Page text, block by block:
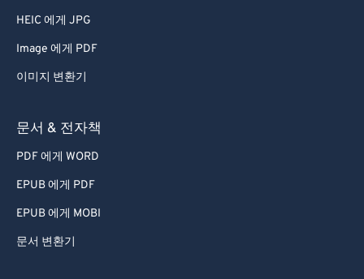
HEIC 에게 JPG
Image 에게 PDF
이미지 변환기
문서 & 전자책
PDF 에게 WORD
EPUB 에게 PDF
EPUB 에게 MOBI
문서 변환기